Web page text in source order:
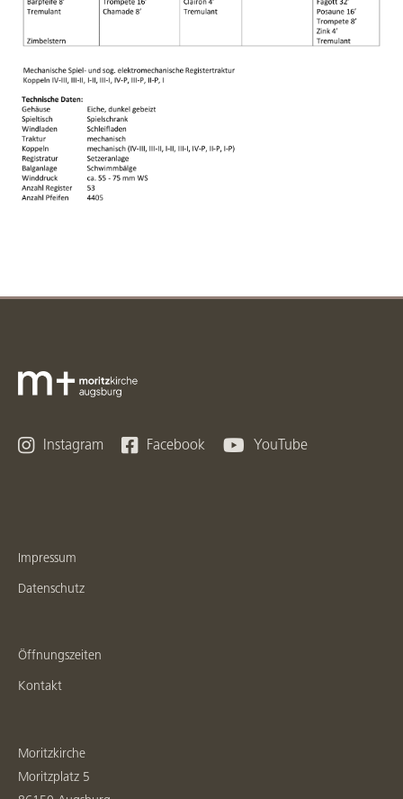
 Instagram  Facebook  YouTube
Impressum
Datenschutz
Öffnungszeiten
Kontakt
Moritzkirche
Moritzplatz 5